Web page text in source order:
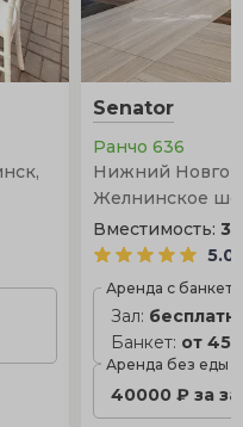
Senator
Ранчо 636
Нижний
Желнинское
Вместимость:
5.0
Аренда с
Зал:
Банкет: от
Аренда без еды
40000 ₽ за